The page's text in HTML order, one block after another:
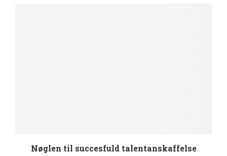
Nøglen til succesfuld talentanskaffelse